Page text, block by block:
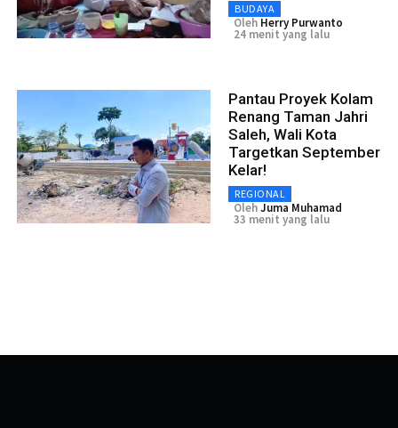
BUDAYA
Oleh Herry Purwanto
24 menit yang lalu
Pantau Proyek Kolam
Renang Taman Jahri
Saleh, Wali Kota
Targetkan September
Kelar!
REGIONAL
OlehJuma Muhamad
33 menit yang lalu